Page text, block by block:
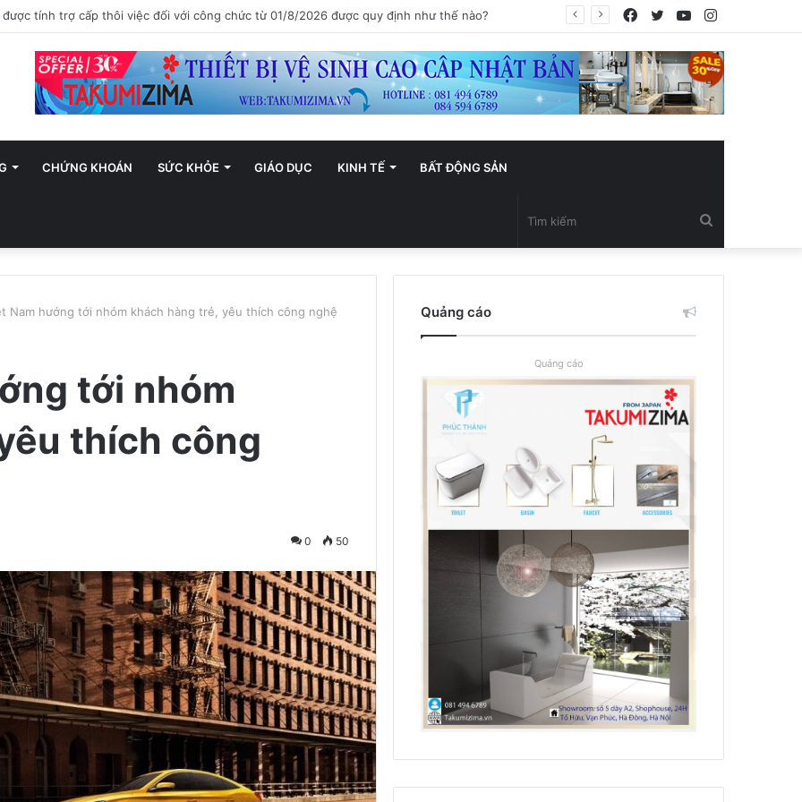
trở thành trung tâm văn hóa và sáng tạo hàng đầu khu vực YouTube
Twitter
Facebook
CHỨNG KHOÁN SỨC KHỎE GIÁO DỤC KINH TẾ BẤT ĐỘNG SẢN
kiếm
Nam hướng tới nhóm khách hàng trẻ, yêu thích công nghệ
tới nhóm
thích công
0 50
Quảng cáo
Quảng cáo